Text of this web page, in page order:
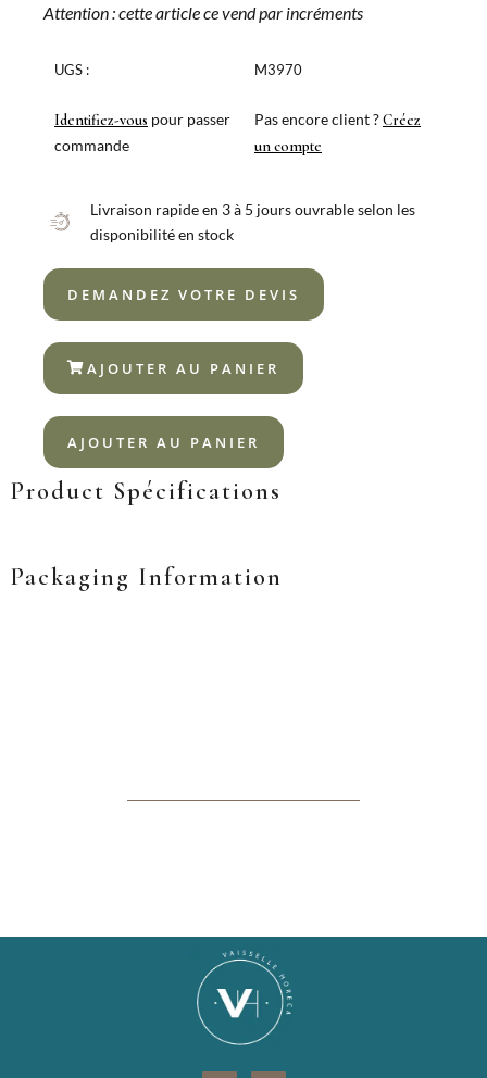
3
DE
BILBAO
Attention : cette article ce vend par incréments
UGS :
Identifiez-vous pour passer
commande
M3970
Pas encore client ?Créez
un compte
Livraison rapide en 3 à 5 jours ouvrable selon les
disponibilité en stock
DEMANDEZ VOTRE DEVIS
AJOUTER AU PANIER
AJOUTER AU PANIER
Product Spécifications
Packaging Information